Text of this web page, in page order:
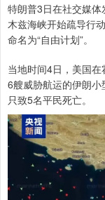
特朗普3日在社交媒
木兹海峡开始疏导行
命名为“自由计划”。
当地时间4日，美国
6艘威胁航运的伊朗
只致5名平民死亡。